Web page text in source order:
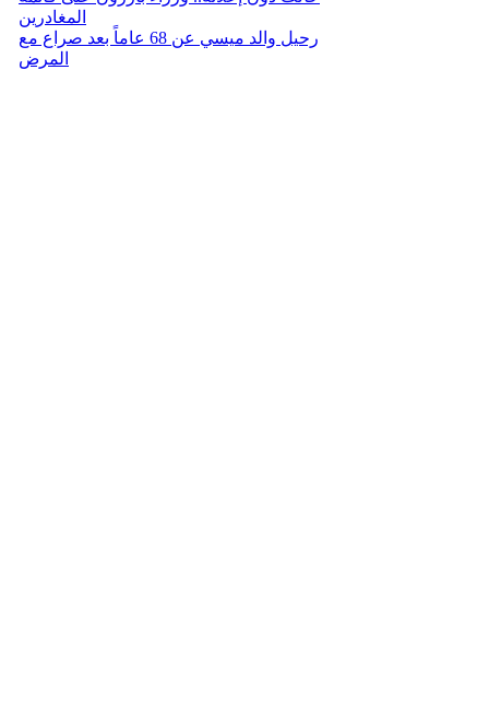
المغادرين
رحيل والد ميسي عن 68 عاماً بعد صراع مع
المرض